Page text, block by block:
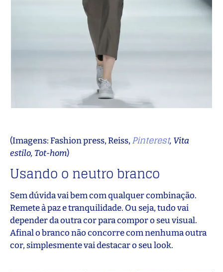
(Imagens: Fashion press, Reiss, Pinterest, Vita
estilo, Tot-hom)
Usando o neutro branco
Sem dúvida vai bem com qualquer combinação.
Remete à paz e tranquilidade. Ou seja, tudo vai
depender da outra cor para compor o seu visual.
Afinal o branco não concorre com nenhuma outra
cor, simplesmente vai destacar o seu look.